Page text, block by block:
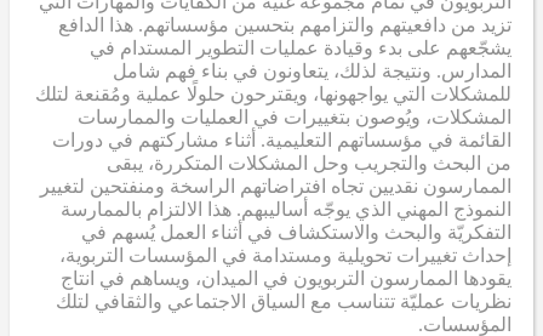
تزيد من دافعيتهم والتزامهم بتحسين مؤسساتهم. هذا الدافع
يشجّعهم على بدء وقيادة عمليات التطوير المستدام في
المدارس. ونتيجة لذلك، يتعاونون في بناء فهم شامل
للمشكلات التي يواجهونها، ويقترحون حلولًا عملية ومُقنعة لتلك
المشكلات، ويُوصون بتغييرات في العمليات والممارسات
القائمة في مؤسساتهم التعليمية. أثناء مشاركتهم في دورات
من البحث والتجريب وحل المشكلات المتكررة، يبقى
الممارسون نقديين تجاه افتراضاتهم الراسخة ومنفتحين لتغيير
النموذج المهني الذي يوجّه أساليبهم. هذا الالتزام بالممارسة
التفكريّة والبحث والاستكشاف في أثناء العمل يُسهم في
إحداث تغييرات تحويلية ومستدامة في المؤسسات التربوية،
يقودها الممارسون التربويون في الميدان، ويساهم في انتاج
نظريات عمليّة تتناسب مع السياق الاجتماعي والثقافي لتلك
المؤسسات.